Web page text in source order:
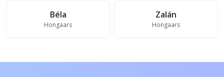
Béla
Hongaars
Zalán
Hongaars